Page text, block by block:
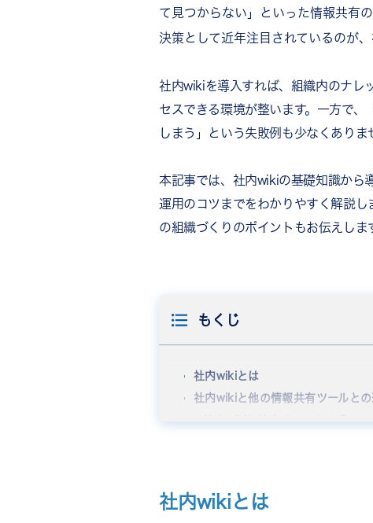
て見つからない」といった情報共有
決策として近年注目されているのが、
社内wikiを導入すれば、組織内のナレ
セスできる環境が整います。一方で
しまう」という失敗例も少なくありま
本記事では、社内wikiの基礎知識から
運用のコツまでをわかりやすく解説
の組織づくりのポイントもお伝えしま
もくじ
社内wikiとは
社内wikiと他の情報共有ツールと
社内wikiと社内チャットの違い
ページ作成・編集機能
社内wikiとは